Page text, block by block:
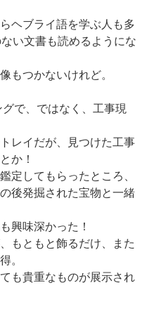
ヘブライ語を学ぶ人も多
い文書も読めるようにな
もつかないけれど。
で、ではなく、工事現
レイだが、見つけた工事
か！
定してもらったところ、
後発掘された宝物と一緒
興味深かった！
もともと飾るだけ、また
。
も貴重なものが展示され